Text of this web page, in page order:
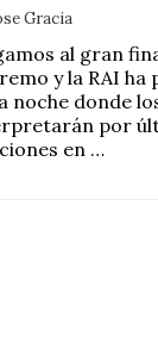
Gracia
al gran
y la RAI ha
noche donde
por
en …